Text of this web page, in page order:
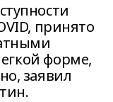
принято
форме,
заявил